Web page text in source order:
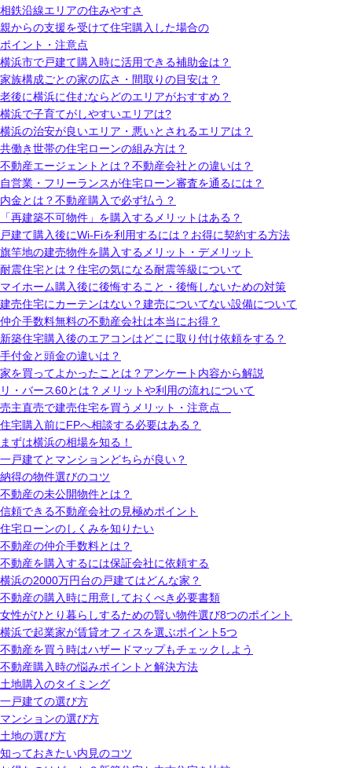
相鉄沿線エリアの住みやすさ
親からの支援を受けて住宅購入した場合の
ポイント・注意点
横浜市で戸建て購入時に活用できる補助金は？
家族構成ごとの家の広さ・間取りの目安は？
老後に横浜に住むならどのエリアがおすすめ？
横浜で子育てがしやすいエリアは?
横浜の治安が良いエリア・悪いとされるエリアは？
共働き世帯の住宅ローンの組み方は？
不動産エージェントとは？不動産会社との違いは？
自営業・フリーランスが住宅ローン審査を通るには？
内金とは？不動産購入で必ず払う？
「再建築不可物件」を購入するメリットはある？
戸建て購入後にWi-Fiを利用するには？お得に契約する方法
旗竿地の建売物件を購入するメリット・デメリット
耐震住宅とは？住宅の気になる耐震等級について
マイホーム購入後に後悔すること・後悔しないための対策
建売住宅にカーテンはない？建売についてない設備について
仲介手数料無料の不動産会社は本当にお得？
新築住宅購入後のエアコンはどこに取り付け依頼をする？
手付金と頭金の違いは？
家を買ってよかったことは？アンケート内容から解説
リ・バース60とは？メリットや利用の流れについて
売主直売で建売住宅を買うメリット・注意点
住宅購入前にFPへ相談する必要はある？
まずは横浜の相場を知る！
一戸建てとマンションどちらが良い？
納得の物件選びのコツ
不動産の未公開物件とは？
信頼できる不動産会社の見極めポイント
住宅ローンのしくみを知りたい
不動産の仲介手数料とは？
不動産を購入するには保証会社に依頼する
横浜の2000万円台の戸建てはどんな家？
不動産の購入時に用意しておくべき必要書類
女性がひとり暮らしするための賢い物件選び8つのポイント
横浜で起業家が賃貸オフィスを選ぶポイント5つ
不動産を買う時はハザードマップもチェックしよう
不動産購入時の悩みポイントと解決方法
土地購入のタイミング
一戸建ての選び方
マンションの選び方
土地の選び方
知っておきたい内見のコツ